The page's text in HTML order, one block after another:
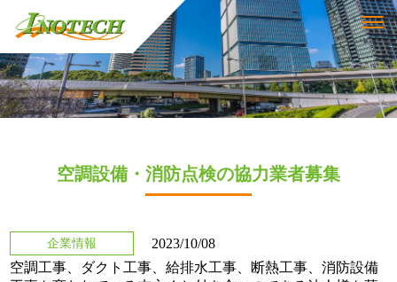
空調設備・消防点検の協力業者募集
企業情報
2023/10/08
空調工事、ダクト工事、給排水工事、断熱工事、消防設備